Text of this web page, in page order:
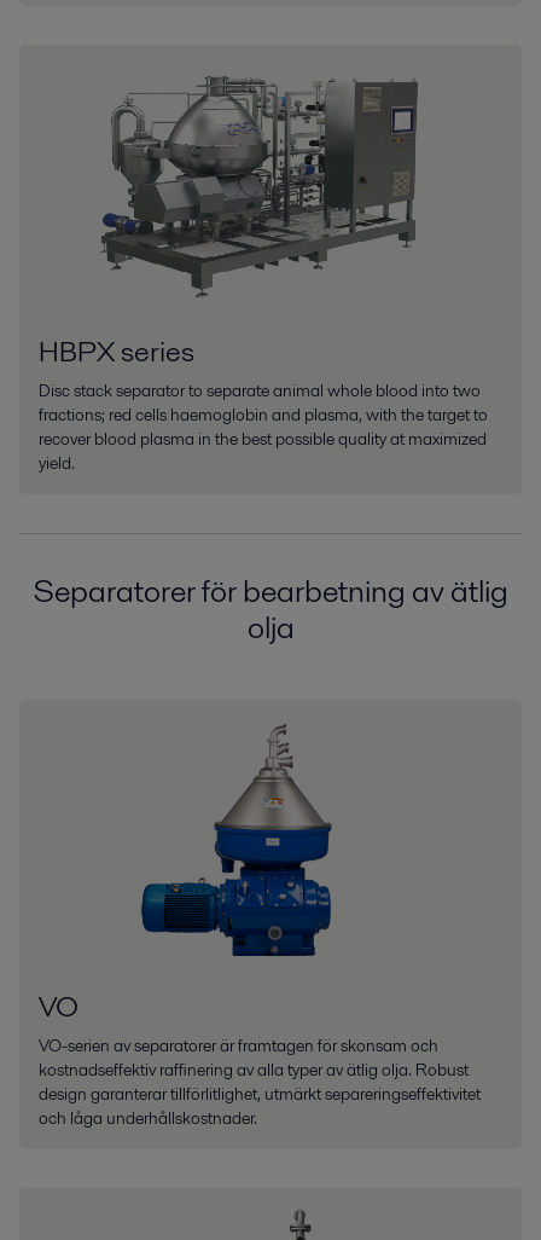
HBPX series
Disc stack separator to separate animal whole blood into two
fractions; red cells haemoglobin and plasma, with the target to
recover blood plasma in the best possible quality at maximized
yield.
Separatorer för bearbetning av ätlig
olja
VO
VO-serien av separatorer är framtagen för skonsam och
kostnadseffektiv raffinering av alla typer av ätlig olja. Robust
design garanterar tillförlitlighet, utmärkt separeringseffektivitet
och låga underhållskostnader.